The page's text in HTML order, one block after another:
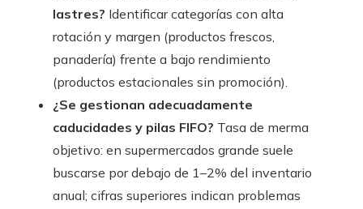
lastres? Identificar categorías con alta
rotación y margen (productos frescos,
panadería) frente a bajo rendimiento
(productos estacionales sin promoción).
¿Se gestionan adecuadamente
caducidades y pilas FIFO? Tasa de merma
objetivo: en supermercados grande suele
buscarse por debajo de 1–2% del inventario
anual; cifras superiores indican problemas